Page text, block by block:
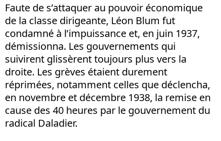
Faute de s’attaquer au pouvoir économique
de la classe dirigeante, Léon Blum fut
condamné à l’impuissance et, en juin 1937,
démissionna. Les gouvernements qui
suivirent glissèrent toujours plus vers la
droite. Les grèves étaient durement
réprimées, notamment celles que déclencha,
en novembre et décembre 1938, la remise en
cause des 40 heures par le gouvernement du
radical Daladier.